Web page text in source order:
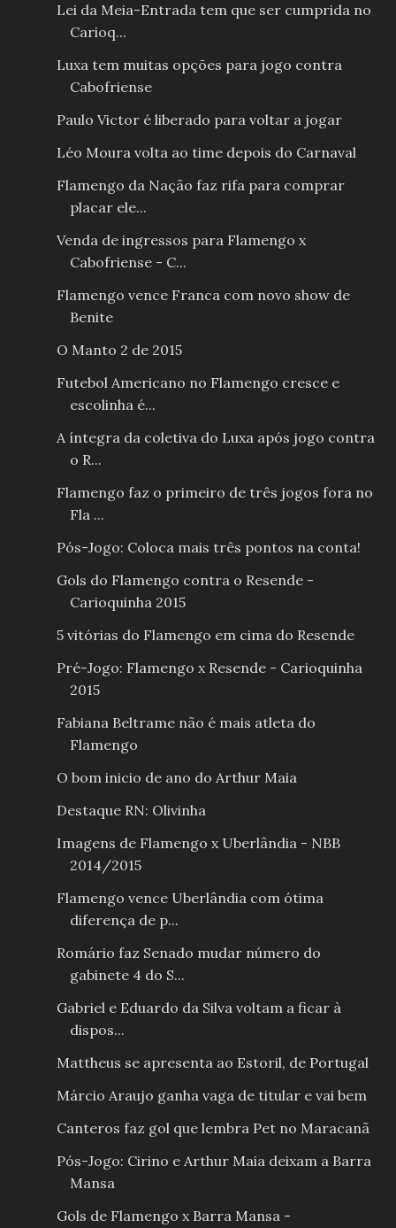
Lei da Meia-Entrada tem que ser cumprida no
Carioq...
Luxa tem muitas opções para jogo contra
Cabofriense
Paulo Victor é liberado para voltar a jogar
Léo Moura volta ao time depois do Carnaval
Flamengo da Nação faz rifa para comprar
placar ele...
Venda de ingressos para Flamengo x
Cabofriense - C...
Flamengo vence Franca com novo show de
Benite
O Manto 2 de 2015
Futebol Americano no Flamengo cresce e
escolinha é...
A íntegra da coletiva do Luxa após jogo contra
o R...
Flamengo faz o primeiro de três jogos fora no
Fla ...
Pós-Jogo: Coloca mais três pontos na conta!
Gols do Flamengo contra o Resende -
Carioquinha 2015
5 vitórias do Flamengo em cima do Resende
Pré-Jogo: Flamengo x Resende - Carioquinha
2015
Fabiana Beltrame não é mais atleta do
Flamengo
O bom inicio de ano do Arthur Maia
Destaque RN: Olivinha
Imagens de Flamengo x Uberlândia - NBB
2014/2015
Flamengo vence Uberlândia com ótima
diferença de p...
Romário faz Senado mudar número do
gabinete 4 do S...
Gabriel e Eduardo da Silva voltam a ficar à
dispos...
Mattheus se apresenta ao Estoril, de Portugal
Márcio Araujo ganha vaga de titular e vai bem
Canteros faz gol que lembra Pet no Maracanã
Pós-Jogo: Cirino e Arthur Maia deixam a Barra
Mansa
Gols de Flamengo x Barra Mansa -